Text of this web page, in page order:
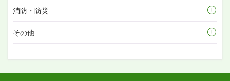
消防・防災
その他